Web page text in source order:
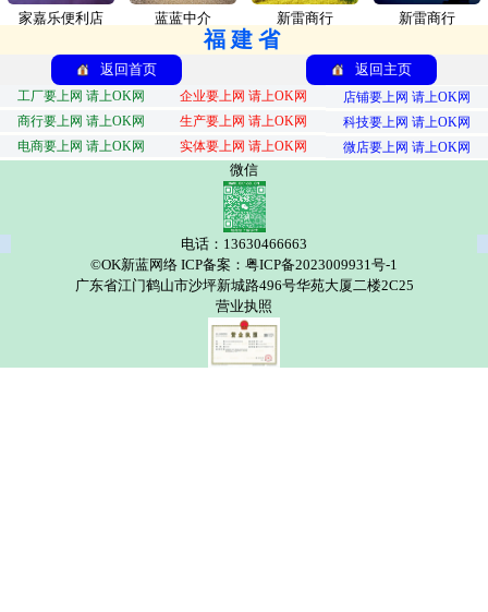
家嘉乐便利店 蓝蓝中介 新雷商行 新雷商行
福建省
返回首页 返回主页
工厂要上网 请上OK网 企业要上网 请上OK网
店铺要上网 请上OK网
商行要上网 请上OK网
生产要上网 请上OK网
科技要上网 请上OK网
电商要上网 请上OK网
实体要上网 请上OK网 微店要上网 请上OK网
微信
电话：13630466663
©OK新蓝网络 ICP备案：粤ICP备2023009931号-1
广东省江门鹤山市沙坪新城路496号华苑大厦二楼2C25
营业执照